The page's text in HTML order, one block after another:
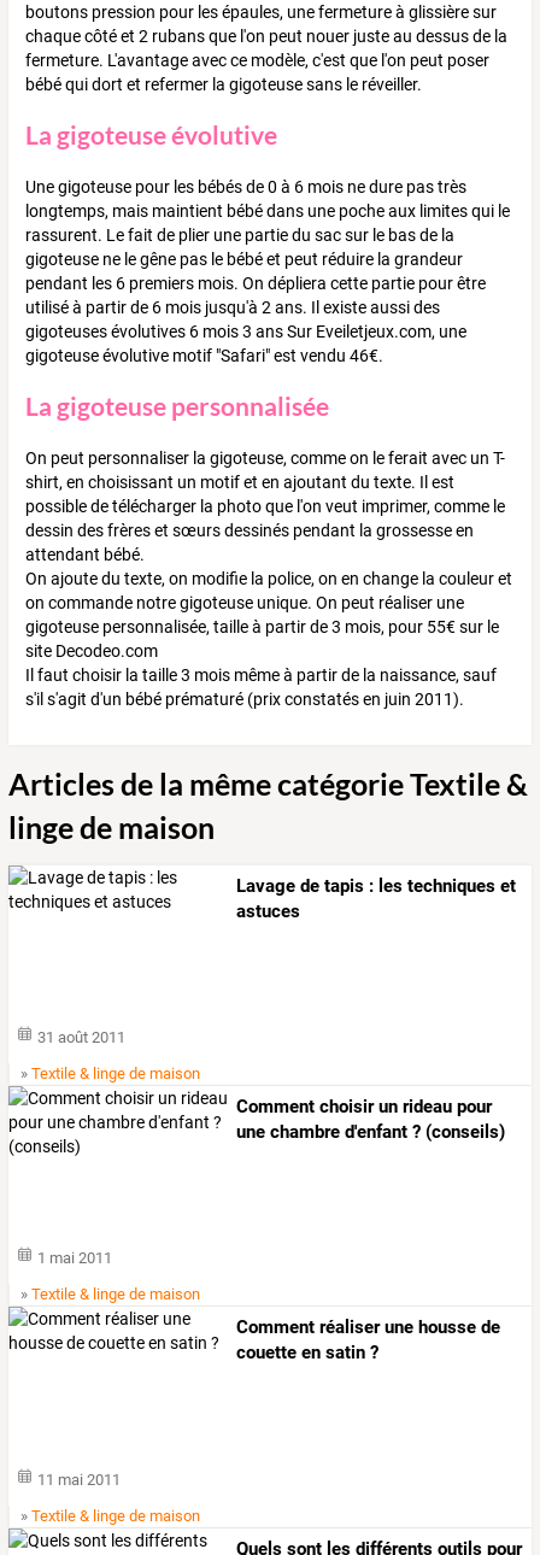
boutons pression pour les épaules, une fermeture à glissière sur
chaque côté et 2 rubans que l'on peut nouer juste au dessus de la
fermeture. L'avantage avec ce modèle, c'est que l'on peut poser
bébé qui dort et refermer la gigoteuse sans le réveiller.
La gigoteuse évolutive
Une gigoteuse pour les bébés de 0 à 6 mois ne dure pas très
longtemps, mais maintient bébé dans une poche aux limites qui le
rassurent. Le fait de plier une partie du sac sur le bas de la
gigoteuse ne le gêne pas le bébé et peut réduire la grandeur
pendant les 6 premiers mois. On dépliera cette partie pour être
utilisé à partir de 6 mois jusqu'à 2 ans. Il existe aussi des
gigoteuses évolutives 6 mois 3 ans Sur Eveiletjeux.com, une
gigoteuse évolutive motif "Safari" est vendu 46€.
La gigoteuse personnalisée
On peut personnaliser la gigoteuse, comme on le ferait avec un T-
shirt, en choisissant un motif et en ajoutant du texte. Il est
possible de télécharger la photo que l'on veut imprimer, comme le
dessin des frères et sœurs dessinés pendant la grossesse en
attendant bébé.
On ajoute du texte, on modifie la police, on en change la couleur et
on commande notre gigoteuse unique. On peut réaliser une
gigoteuse personnalisée, taille à partir de 3 mois, pour 55€ sur le
site Decodeo.com
Il faut choisir la taille 3 mois même à partir de la naissance, sauf
s'il s'agit d'un bébé prématuré (prix constatés en juin 2011).
Articles de la même catégorie Textile &
linge de maison
Lavage de tapis : les techniques et
astuces
31 août 2011
»Textile & linge de maison
Comment choisir un rideau pour
une chambre d'enfant ? (conseils)
1 mai 2011
»Textile & linge de maison
Comment réaliser une housse de
couette en satin ?
11 mai 2011
»Textile & linge de maison
Quels sont les différents outils pour